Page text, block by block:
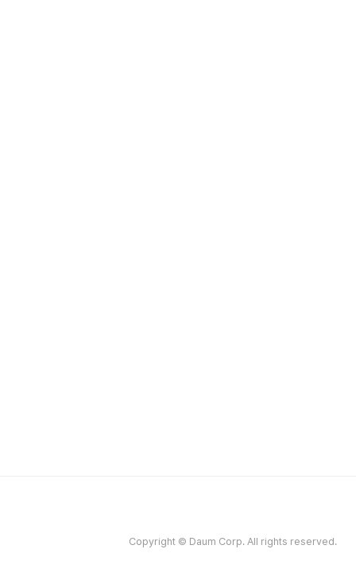
Copyright © Daum Corp. All rights reserved.